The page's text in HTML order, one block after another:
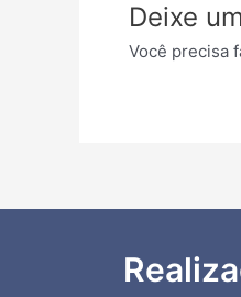
Deixe
Você precisa